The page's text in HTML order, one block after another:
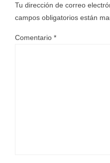
Tu dirección de correo
campos obligatorios están
Comentario *